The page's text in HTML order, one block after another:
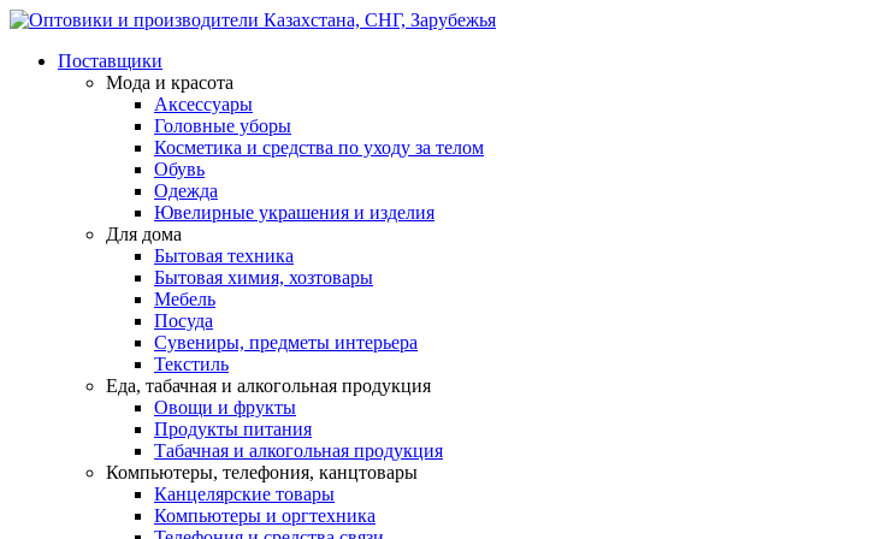
Поставщики
Мода и красота
Аксессуары
Головные уборы
Косметика и средства по уходу за телом
Обувь
Одежда
Ювелирные украшения и изделия
Для дома
Бытовая техника
Бытовая химия, хозтовары
Мебель
Посуда
Сувениры, предметы интерьера
Текстиль
Еда, табачная и алкогольная продукция
Овощи и фрукты
Продукты питания
Табачная и алкогольная продукция
Компьютеры, телефония, канцтовары
Канцелярские товары
Компьютеры и оргтехника